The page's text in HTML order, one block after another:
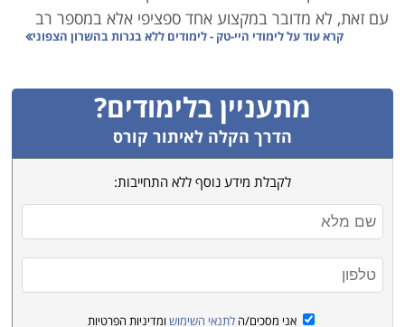
עם זאת, לא מדובר במקצוע אחד ספציפי אלא במספר רב
של מקצועות המשלימים האחד את השני לכדי ענף אחד
קורסי סייבר ואבטחת מידע – אם נדמה את ענף ההיי-טק
לצה"ל, הרי שענף הסייבר הוא קורס הטייס. הצורך של
חברות וארגונים לאבטח את המידע ואת מערכות המחשוב
שלהם, מחייב אותם להעסיק אנשי אבטחת מידע איכותיים
ומקצועיים. זהו תחום בו עליכם להמשיך וללמוד כל הזמן
מפני שגם ההאקרים משתפרים, וההגנה של היום לא
תספיק מחר.
קרא עוד עללימודי היי-טק - לימודים ללא בגרות בהשרון הצפוני
מתעניין בלימודים?
הדרך הקלה לאיתור קורס
לקבלת מידע נוסף ללא התחייבות:
אני מסכים/ה לתנאי השימוש ומדיניות הפרטיות